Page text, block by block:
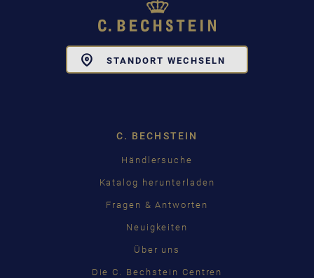
STANDORT WECHSELN
C. BECHSTEIN
Händlersuche
Katalog herunterladen
Fragen & Antworten
Neuigkeiten
Über uns
Die C. Bechstein Centren